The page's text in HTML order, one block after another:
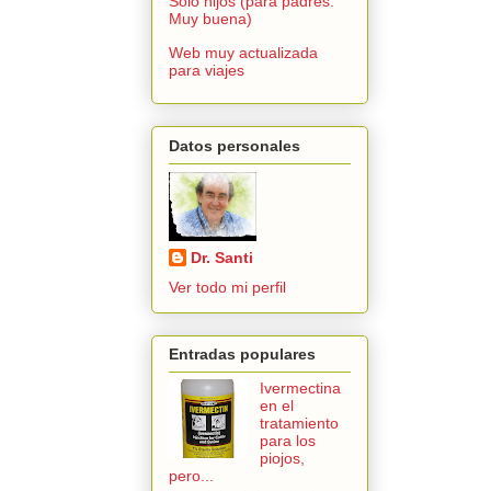
Muy buena)
Web muy actualizada
para viajes
Datos personales
Dr. Santi
Ver todo mi perfil
Entradas populares
Ivermectina
en el
tratamiento
para los
piojos,
pero...